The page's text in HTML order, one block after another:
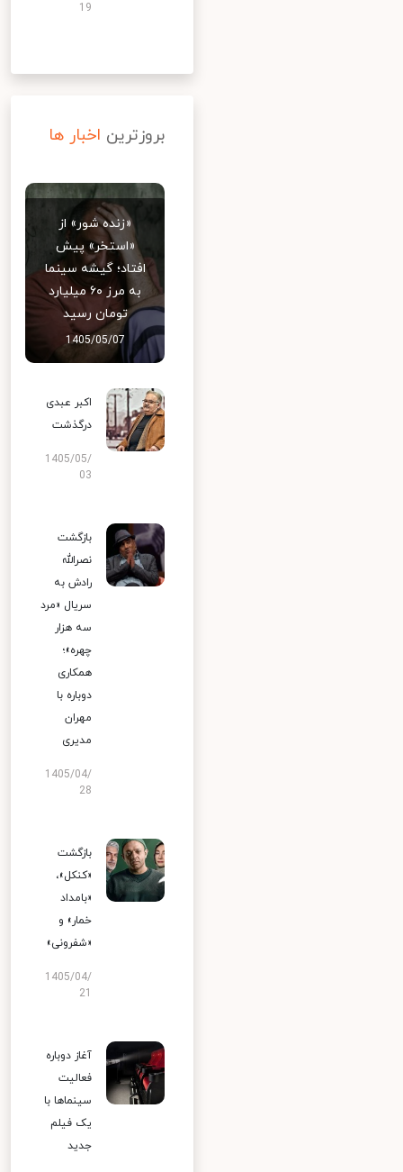
19
بروزترین اخبار ها
«زنده شور» از
«استخر» پیش
افتاد؛ گیشه سینما
به مرز ۶۰ میلیارد
تومان رسید
1405/05/07
اکبر عبدی
درگذشت
1405/05/
03
بازگشت
نصرالله
رادش به
سریال «مرد
سه هزار
چهره»؛
همکاری
دوباره با
مهران
مدیری
1405/04/
28
بازگشت
«کنکل»،
«بامداد
خمار» و
«شفرونی»
1405/04/
آغاز دوباره
فعالیت
سینماها با
یک فیلم
جدید